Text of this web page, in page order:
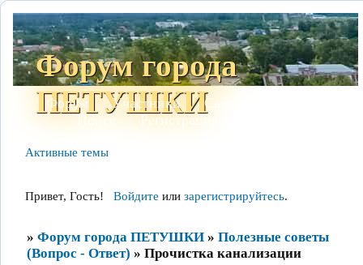
Форум города
ПЕТУШКИ
Форум Участники Сайт
Поиск
Регистрация
Активные темы
Привет, Гость! Войдите или зарегистрируйтесь.
» Форум города ПЕТУШКИ » Полезные советы
(Вопрос - Ответ) » Прочистка канализации